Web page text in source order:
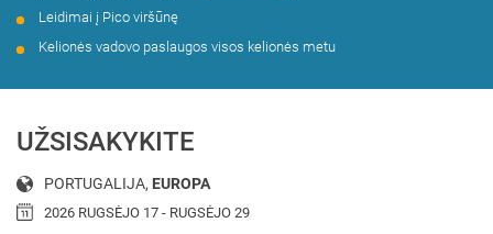
Leidimai į Pico viršūnę
Kelionės vadovo paslaugos visos kelionės metu
UŽSISAKYKITE
PORTUGALIJA, EUROPA
2026 RUGSĖJO 17 - RUGSĖJO 29